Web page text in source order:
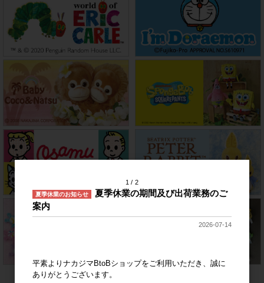
1 2
夏季休業のお知らせ
夏季休業の期間及び出荷業務のご
案内
2026-07-14
平素よりナカジマBtoBショップをご利用いただき、誠に
ありがとうございます。